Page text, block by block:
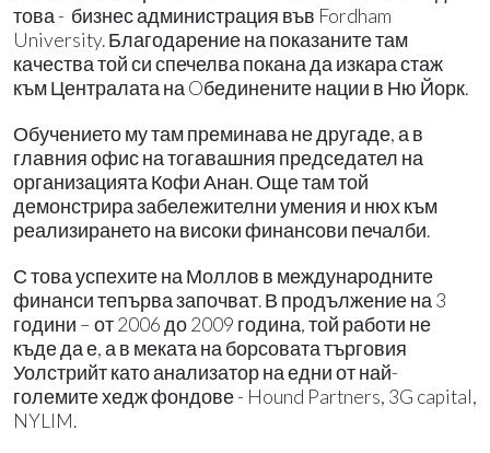
това - бизнес администрация във Fordham
University. Благодарение на показаните там
качества той си спечелва покана да изкара стаж
към Централата на Oбединените нации в Ню Йорк.
Обучението му там преминава не другаде, а в
главния офис на тогавашния председател на
организацията Кофи Анан. Още там той
демонстрира забележителни умения и нюх към
реализирането на високи финансови печалби.
С това успехите на Моллов в международните
финанси тепърва започват. В продължение на 3
години – от 2006 до 2009 година, той работи не
къде да е, а в меката на борсовата търговия
Уолстрийт като анализатор на едни от най-
големите хедж фондове - Hound Partners, 3G capital,
NYLIM.